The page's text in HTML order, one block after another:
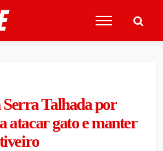
Talhada por
atacar gato e manter